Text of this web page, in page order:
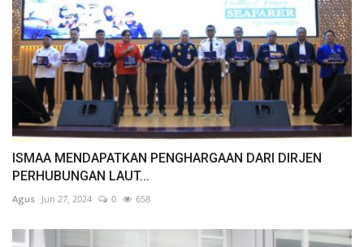
ISMAA MENDAPATKAN PENGHARGAAN DARI DIRJEN
PERHUBUNGAN LAUT...
Agus Jun 27, 2024 0 658